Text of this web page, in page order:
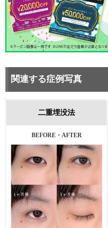
関連する症例写真
二重埋没法
施術前・1ヵ月後